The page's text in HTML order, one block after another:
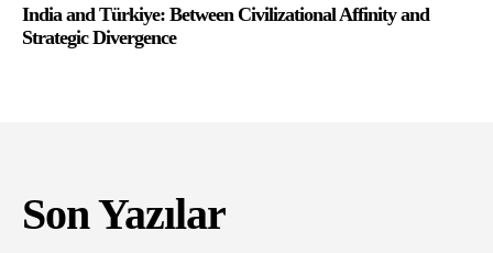
India and Türkiye: Between Civilizational Affinity and
Strategic Divergence
Son Yazılar